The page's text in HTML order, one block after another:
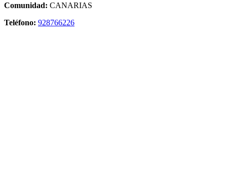
Comunidad: CANARIAS
Teléfono: 928766226